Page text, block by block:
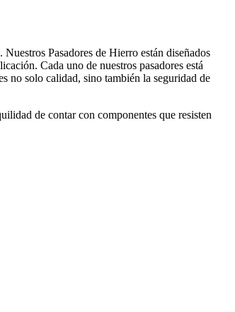
Pasadores de Hierro están diseñados
Cada uno de nuestros pasadores está
no solo calidad, sino también la seguridad de
de contar con componentes que resisten